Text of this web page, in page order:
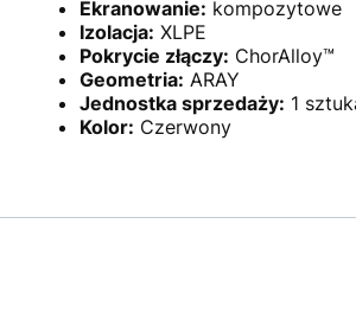
Ekranowanie: kompozytowe
Izolacja: XLPE
Pokrycie złączy: ChorAlloy™
Geometria: ARAY
Jednostka sprzedaży: 1
Kolor: Czerwony